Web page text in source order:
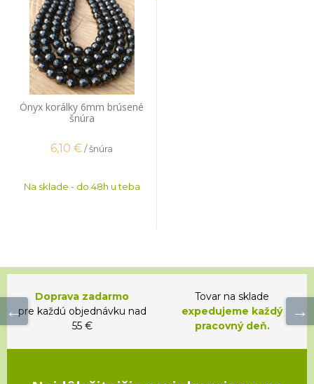
Ónyx korálky 6mm brúsené
šnúra
6,10 €/ šnúra
Na sklade - do 48h u teba
Doprava zadarmo
pre každú objednávku nad
55 €
Tovar na sklade
expedujeme každý
pracovný deň.